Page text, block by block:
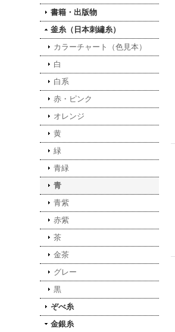
書籍・出版物
釜糸（日本刺繡糸）
カラーチャート（色見本）
白
白系
赤・ピンク
オレンジ
黄
緑
青緑
青
青紫
赤紫
茶
金茶
グレー
黒
ぞべ糸
金銀糸